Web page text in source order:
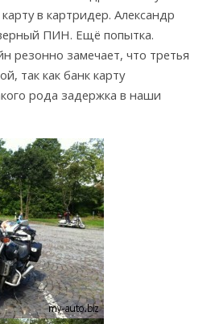
в картридер. Александр
ПИН. Ещё попытка.
резонно замечает, что третья
так как банк карту
рода задержка в наши